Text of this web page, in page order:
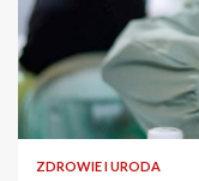
ZDROWIE I URODA